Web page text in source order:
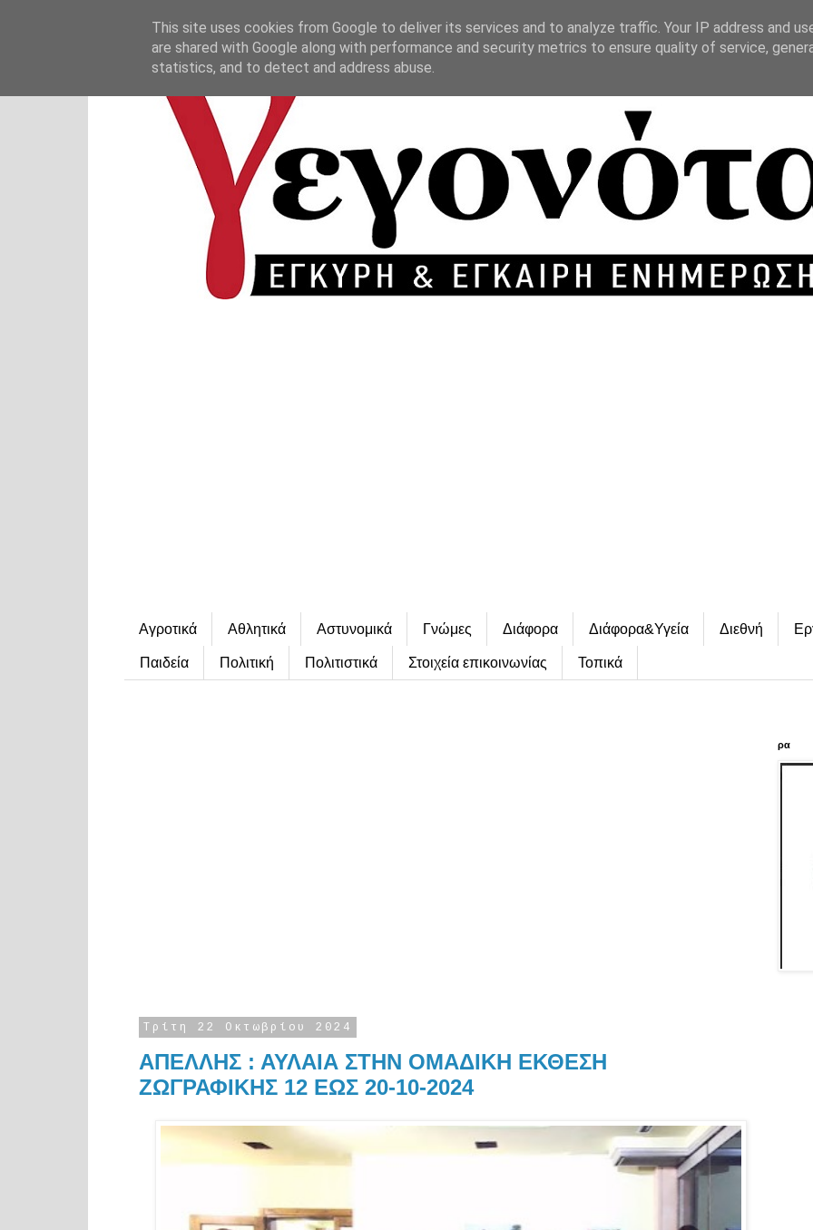
Αγροτικά Αθλητικά Αστυνομικά Γνώμες Διάφορα Διάφορα&Υγεία Διεθνή
Παιδεία Πολιτική Πολιτιστικά Στοιχεία επικοινωνίας Τοπικά
Τρίτη 22 Οκτωβρίου 2024
ΑΠΕΛΛΗΣ : ΑΥΛΑΙΑ ΣΤΗΝ ΟΜΑΔΙΚΗ ΕΚΘΕΣΗ
ΖΩΓΡΑΦΙΚΗΣ 12 EΩΣ 20-10-2024
ρα
This site uses cookies from Google to deliver its services and to analyze traffic. Your IP address and
are shared with Google along with performance and security metrics to ensure quality of service,
statistics, and to detect and address abuse.